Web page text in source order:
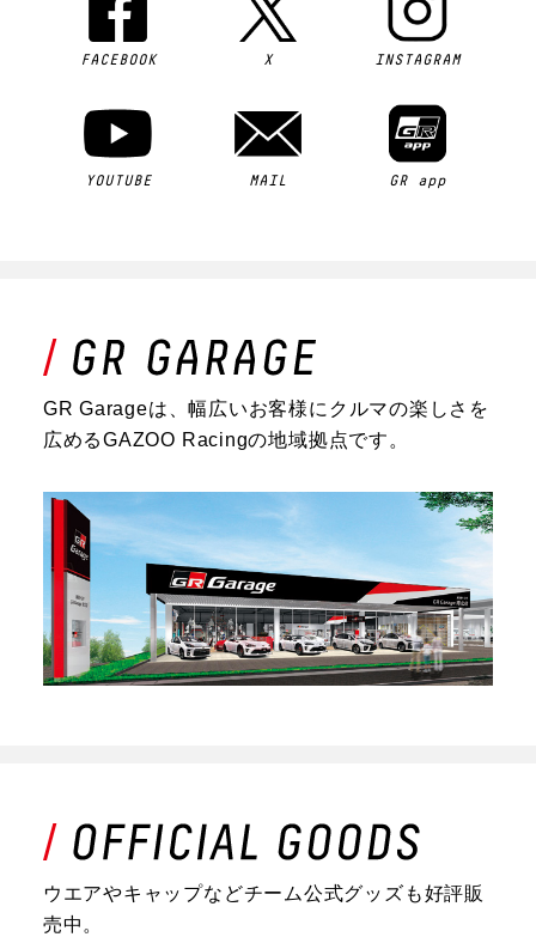
FACEBOOK X INSTAGRAM
YOUTUBE MAIL GR app
GR Garageは、幅広いお客様にクルマの楽しさを
広めるGAZOO Racingの地域拠点です。
ウエアやキャップなどチーム公式グッズも好評販
売中。